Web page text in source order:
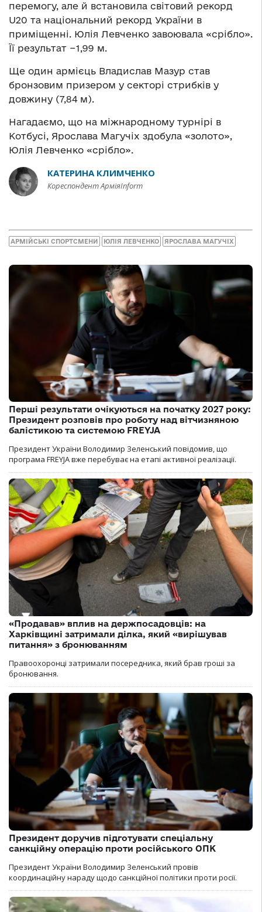
перемогу, але й встановила світовий рекорд
U20 та національний рекорд України в
приміщенні. Юлія Левченко завоювала «срібло».
Її результат −1,99 м.
Ще один армієць Владислав Мазур став
бронзовим призером у секторі стрибків у
довжину (7,84 м).
Нагадаємо, що на міжнародному турнірі в
Котбусі, Ярослава Магучіх здобула «золото»,
Юлія Левченко «срібло».
КАТЕРИНА КЛИМЧЕНКО
Кореспондент АрміяInform
АРМІЙСЬКІ СПОРТСМЕНИ ЮЛІЯ ЛЕВЧЕНКО ЯРОСЛАВА МАГУЧІХ
Перші результати очікуються на початку 2027 року:
Президент розповів про роботу над вітчизняною
балістикою та системою FREYJA
Президент України Володимир Зеленський повідомив, що
програма FREYJA вже перебуває на етапі активної реалізації.
«Продавав» вплив на держпосадовців: на
Харківщині затримали ділка, який «вирішував
питання» з бронюванням
Правоохоронці затримали посередника, який брав гроші за
бронювання.
Президент доручив підготувати спеціальну
санкційну операцію проти російського ОПК
Президент України Володимир Зеленський провів
координаційну нараду щодо санкційної політики проти росії.